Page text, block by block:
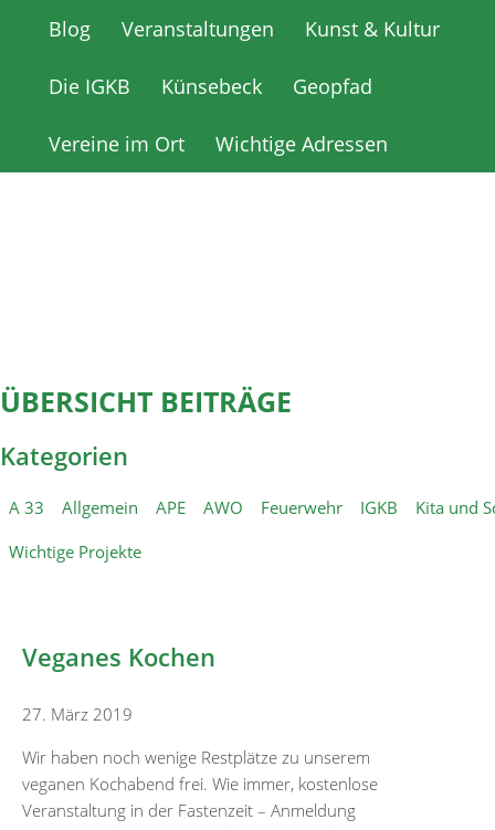
Blog Veranstaltungen Kunst & Kultur
Die IGKB Künsebeck Geopfad
Vereine im Ort Wichtige Adressen
Blog Veranstaltungen Kunst & Kultur
Die IGKB Künsebeck Geopfad
Vereine im Ort Wichtige Adressen
ÜBERSICHT BEITRÄGE
Kategorien
A 33 Allgemein APE AWO Feuerwehr IGKB
Kita und
Wichtige Projekte
Veganes Kochen
27. März 2019
Wir haben noch wenige Restplätze zu unserem
veganen Kochabend frei. Wie immer, kostenlose
Veranstaltung in der Fastenzeit – Anmeldung